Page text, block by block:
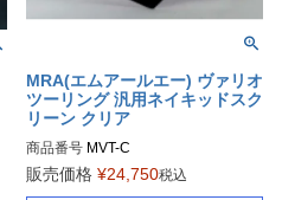
MRA(エムアールエー) ヴァリオ
ツーリング 汎用ネイキッドスク
リーン クリア
商品番号 MVT-C
販売価格 ¥24,750税込